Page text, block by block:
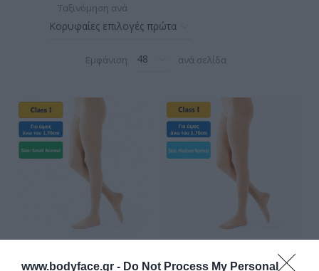
www.bodyface.gr - Do Not Process My Personal
Ταξινόμηση ανά
Εμφάνιση ανά σελίδα
Καλσόν Gloria Med Class I